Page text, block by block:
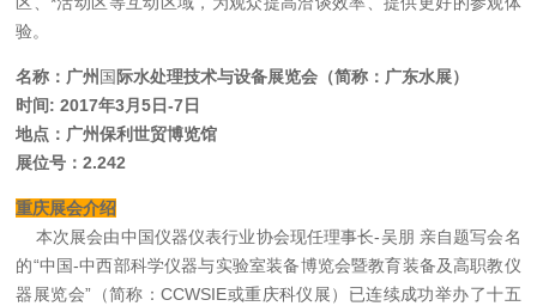
验。
名称：广州 国 际水处理技术与设备展览会 （简称：广东水展）
时间: 2017年3月5日-7日
地点：广州保利世贸博览馆
展位号：2.242
重庆展会介绍
本次展会由中国仪器仪表行业协会现任理事长-吴朋 亲自题写会名
的“中国-中西部科学仪器与实验室装备博览会暨教育装备及高职教仪
器展览会” （简称：CCWSIE或重庆科仪展）已连续成功举办了十五